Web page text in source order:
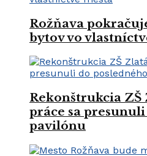
Rožňava
bytov vo
Rekonštrukcia ZŠ
práce sa
pavilónu